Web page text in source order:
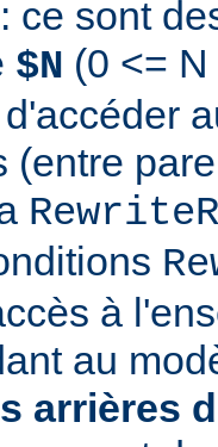
: ce sont
$N (0 <=
(entre
à
au
arrières